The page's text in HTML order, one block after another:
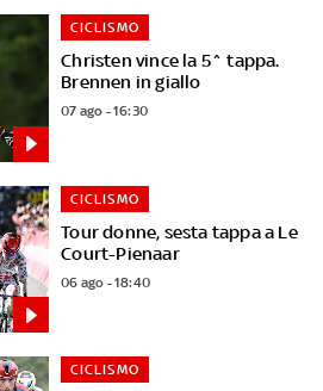
Christen vince la 5^ tappa.
Brennen in giallo
CICLISMO
07 ago - 16:30
Tour donne, sesta tappa a Le
Court-Pienaar
CICLISMO
06 ago - 18:40
CICLISMO